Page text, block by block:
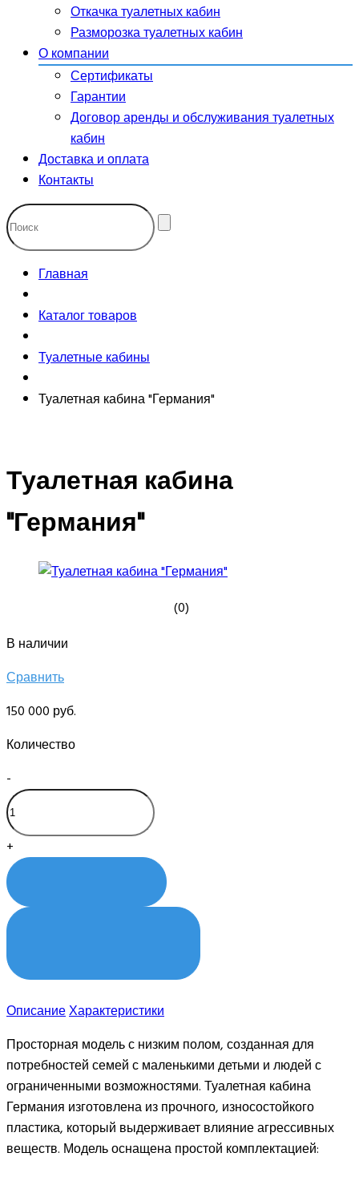
Откачка туалетных кабин
Разморозка туалетных кабин
О компании
Сертификаты
Гарантии
Договор аренды и обслуживания туалетных
кабин
Доставка и оплата
Контакты
Главная
Каталог товаров
Туалетные кабины
Туалетная кабина "Германия"
Туалетная кабина
"Германия"
(0)
В наличии
Сравнить
150 000 руб.
Количество
-
+
ОписаниеХарактеристики
Просторная модель с низким полом, созданная для
потребностей семей с маленькими детьми и людей с
ограниченными возможностями. Туалетная кабина
Германия изготовлена из прочного, износостойкого
пластика, который выдерживает влияние агрессивных
веществ. Модель оснащена простой комплектацией: